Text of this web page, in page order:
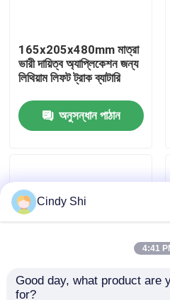
মান নিয়ন্ত্রণ
উদ্ধৃতির জন্য আবেদন
বৈদ্যুতিক ফর্কলিফ্ট লিথিয়াম আয়ন ব্যাটারি
৪৮ ভোল্ট লিথিয়াম-আয়ন ফর্কলিফ্ট
প্যালেট ট্রাক ব্যাটারি
165x205x480mm মাত্রা
ভারী দায়িত্ব অ্যাপ্লিকেশন জন্য
লিথিয়াম লিফট ট্রাক ব্যাটারি
অনুসন্ধান পাঠান
Cindy Shi
4:41
Good day, what product are
for?